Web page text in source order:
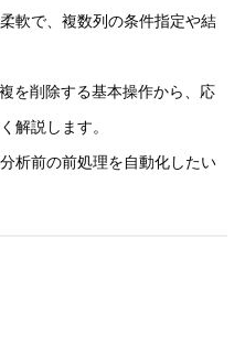
軟で、複数列の条件指定や結
を削除する基本操作から、応
解説します。
析前の前処理を自動化したい